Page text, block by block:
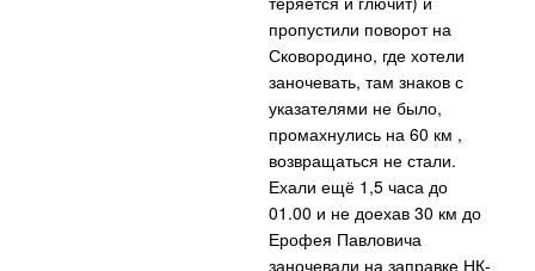
пропустили поворот на
Сковородино, где хотели
заночевать, там знаков с
указателями не было,
промахнулись на 60 км ,
возвращаться не стали.
Ехали ещё 1,5 часа до
01.00 и не доехав 30 км до
Ерофея Павловича
заночевали на заправке НК-